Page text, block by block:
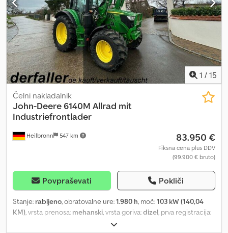
1 / 15
Heilbronn 547 km
Čelni nakladalnik
John-Deere 6140M Allrad mit
Industriefrontlader
83.950 €
Fiksna cena plus DDV
(99.900 € bruto)
Povpraševati Pokliči
Stanje: rabljeno, obratovalne ure:1.980 h, moč:103 kW (140,04
KM), vrsta prenosa: mehanski, vrsta goriva:dizel, prva registracija:
, skupna masa: